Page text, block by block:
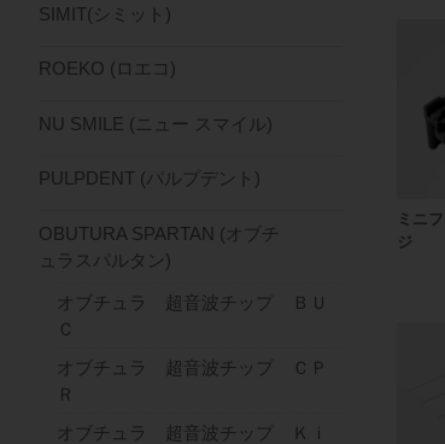
ミニ
ジ
SIMIT(シミット)
ROEKO (ロエコ)
NU SMILE (ニュー スマイル)
PULPDENT (パルプデント)
OBUTURA SPARTAN (オブチ
ュラスパルタン)
オブチュラ 超音波チップ ＢＵ
Ｃ
オブチュラ 超音波チップ ＣＰ
Ｒ
オブチュラ 超音波チップ Ｋｉ